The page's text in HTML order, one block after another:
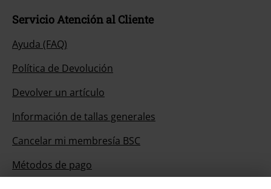
Servicio Atención al Cliente
Ayuda (FAQ)
Política de Devolución
Devolver un artículo
Información de tallas generales
Cancelar mi membresía BSC
Métodos de pago